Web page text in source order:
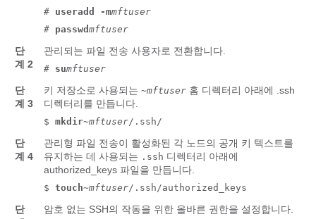
# useradd -mmftuser
# passwd mftuser
단
계 2
관리되는 파일 전송 사용자로 전환합니다.
# sumftuser
단
계 3
키 저장소로 사용되는 ~mftuser 홈 디렉터리 아래에
.ssh
디렉터리를 만듭니다.
$ mkdir~mftuser/.ssh/
단
계 4
관리형 파일 전송이 활성화된 각 노드의 공개 키 텍스트를
유지하는 데 사용되는 .ssh 디렉터리 아래에
authorized_keys 파일을 만듭니다.
$ touch~mftuser/.ssh/authorized_keys
단
암호 없는 SSH의 작동을 위한 올바른 권한을 설정합니다.